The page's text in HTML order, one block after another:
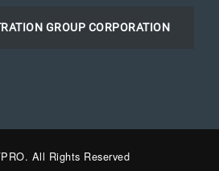
GROUP CORPORATION
All Rights Reserved